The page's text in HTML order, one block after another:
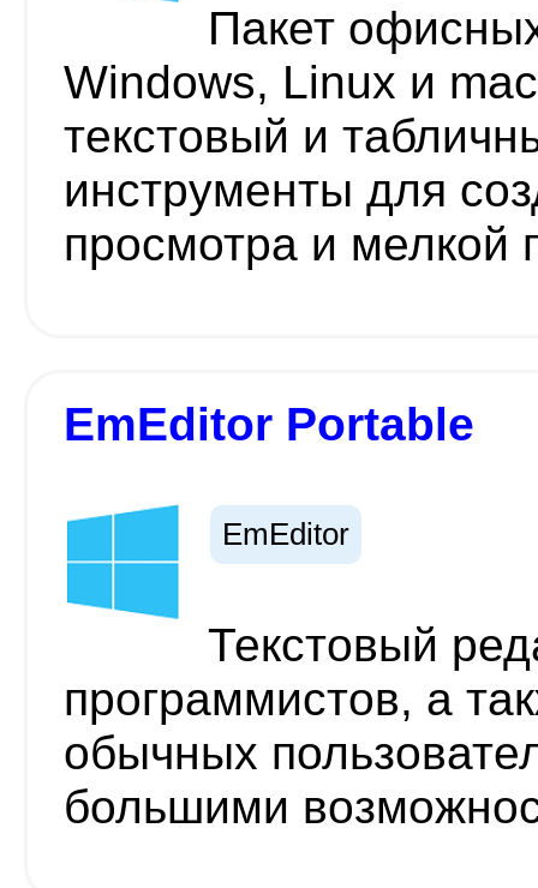
Пакет
Windows, Linux и
текстовый и
инструменты для
просмотра и мелкой
EmEditor Portable
EmEditor
Текстовый
программистов, а
обычных
большими